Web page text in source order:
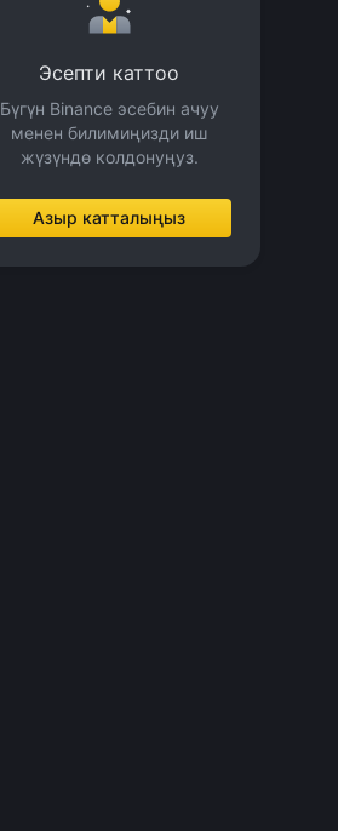
Эсепти каттоо
Бүгүн Binance эсебин ачуу
менен билимиңизди иш
жүзүндө колдонуңуз.
Азыр катталыңыз